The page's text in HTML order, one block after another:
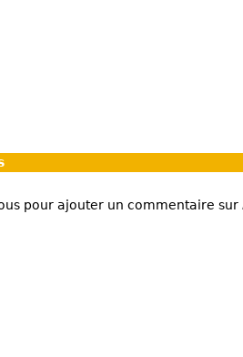
pour ajouter un commentaire sur